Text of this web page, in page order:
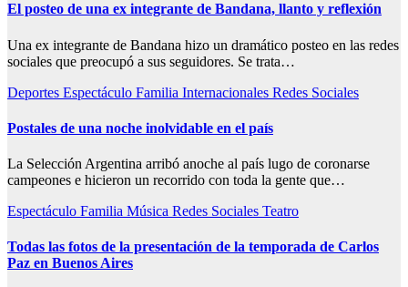
El posteo de una ex integrante de Bandana, llanto y reflexión
Una ex integrante de Bandana hizo un dramático posteo en las redes
sociales que preocupó a sus seguidores. Se trata…
Deportes Espectáculo Familia Internacionales Redes Sociales
Postales de una noche inolvidable en el país
La Selección Argentina arribó anoche al país lugo de coronarse
campeones e hicieron un recorrido con toda la gente que…
Espectáculo Familia Música Redes Sociales Teatro
Todas las fotos de la presentación de la temporada de Carlos
Paz en Buenos Aires